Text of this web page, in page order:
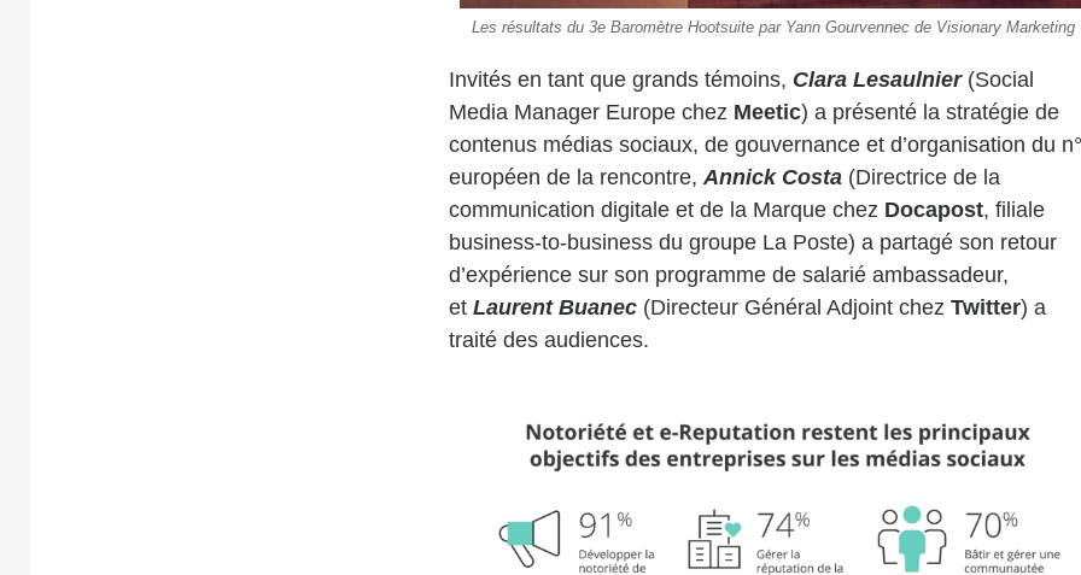
Les résultats du 3e Baromètre Hootsuite par Yann Gourvennec de Visionary Marketing
Invités en tant que grands témoins, Clara Lesaulnier(Social
Media Manager Europe chez Meetic) a présenté la stratégie de
contenus médias sociaux, de gouvernance et d’organisation du
européen de la rencontre, Annick Costa(Directrice de la
communication digitale et de la Marque chez Docapost, filiale
business-to-business du groupe La Poste) a partagé son retour
d’expérience sur son programme de salarié ambassadeur,
et Laurent Buanec(Directeur Général Adjoint chez Twitter) a
traité des audiences.